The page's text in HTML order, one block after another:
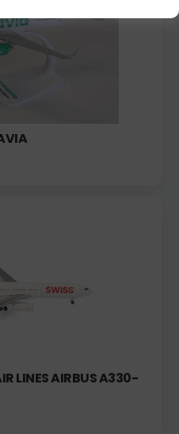
LINES AIRBUS A330-